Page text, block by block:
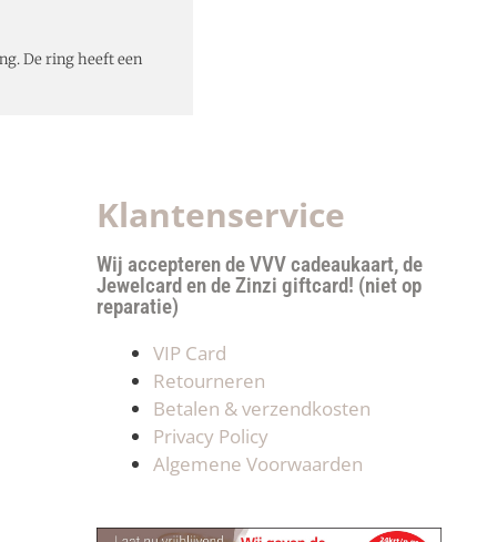
De ring heeft een
Klantenservice
Wij accepteren de VVV cadeaukaart, de
Jewelcard en de Zinzi giftcard! (niet op
reparatie)
VIP Card
Retourneren
Betalen & verzendkosten
Privacy Policy
Algemene Voorwaarden